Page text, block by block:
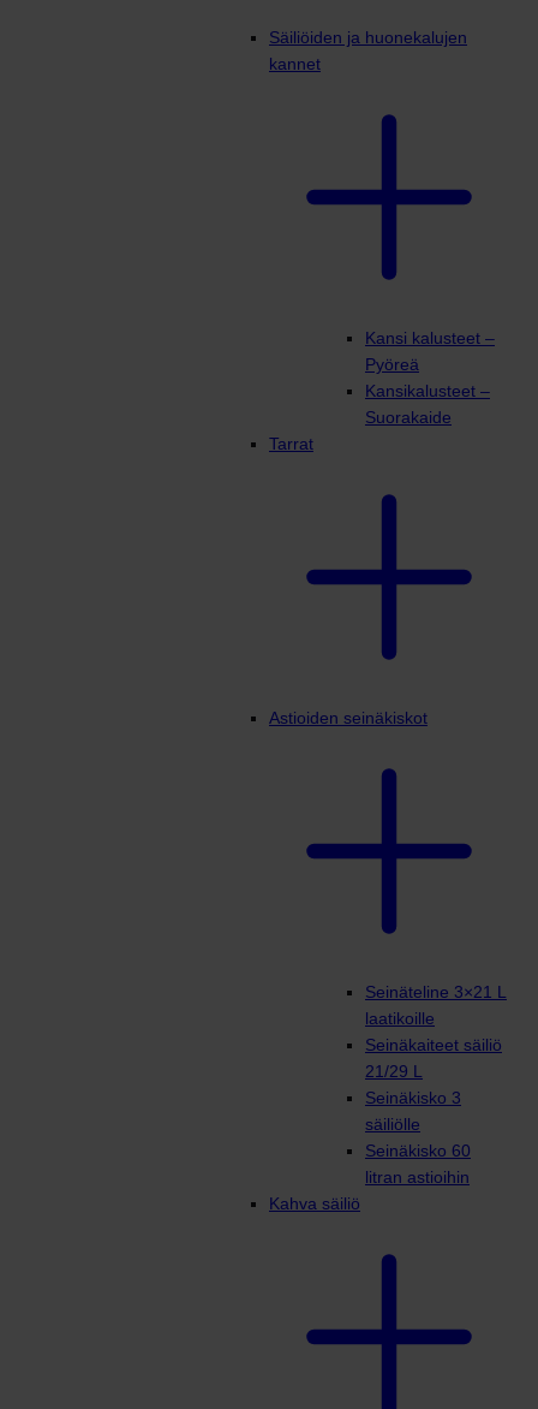
Säiliöiden ja huonekalujen
kannet
Kansi kalusteet –
Pyöreä
Kansikalusteet –
Suorakaide
Tarrat
Astioiden seinäkiskot
Seinäteline 3×21 L
laatikoille
Seinäkaiteet säiliö
21/29 L
Seinäkisko 3
säiliölle
Seinäkisko 60
litran astioihin
Kahva säiliö